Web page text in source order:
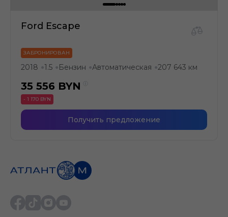
Ford Escape
ЗАБРОНИРОВАН
2018 ●1.5 ● Бензин ●Автоматическая ●207 643 км
35 556 BYN
- 1 170 BYN
Получить предложение